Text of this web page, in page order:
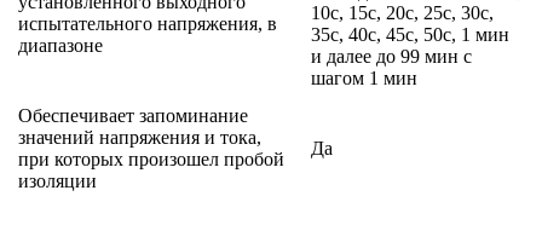
испытательного напряжения, в
диапазоне
10с, 15с, 20с, 25с, 30с,
35с, 40с, 45с, 50с, 1 мин
и далее до 99 мин с
шагом 1 мин
Обеспечивает запоминание
значений напряжения и тока,
при которых произошел пробой
изоляции
Да